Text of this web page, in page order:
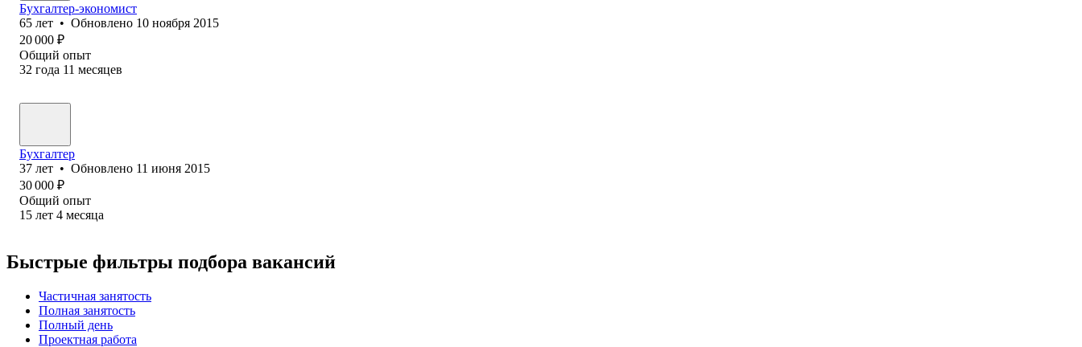
Бухгалтер-экономист
65 лет • Обновлено 10 ноября 2015
20 000 ₽
Общий опыт
32 года 11 месяцев
Бухгалтер
37 лет • Обновлено 11 июня 2015
30 000 ₽
Общий опыт
15 лет 4 месяца
Быстрые фильтры подбора вакансий
Частичная занятость
Полная занятость
Полный день
Проектная работа